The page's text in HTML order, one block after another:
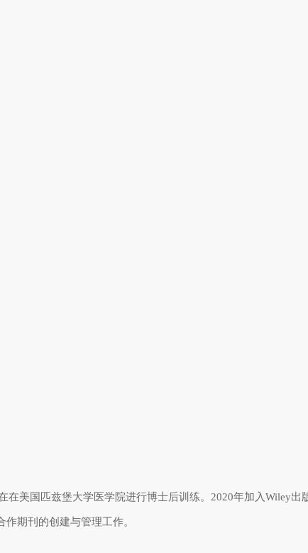
美国匹兹堡大学医学院进行博士后训练。 2020年加入Wiley出
作期刊的创建与管理工作。